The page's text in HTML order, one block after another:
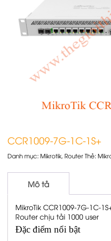
CCR1009-7G-1C-1S+
Danh mục:Mikrotik, RouterThẻ:
Mô tả
MikroTik CCR1009-7G-1C-
Router chịu tải 1000 user
Đặc điểm nổi bật